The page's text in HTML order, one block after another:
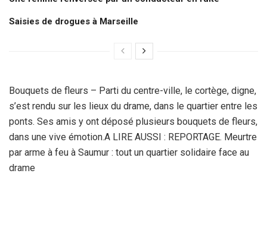
Saisies de drogues à Marseille
Bouquets de fleurs – Parti du centre-ville, le cortège, digne,
s’est rendu sur les lieux du drame, dans le quartier entre les
ponts. Ses amis y ont déposé plusieurs bouquets de fleurs,
dans une vive émotion.A LIRE AUSSI : REPORTAGE. Meurtre
par arme à feu à Saumur : tout un quartier solidaire face au
drame